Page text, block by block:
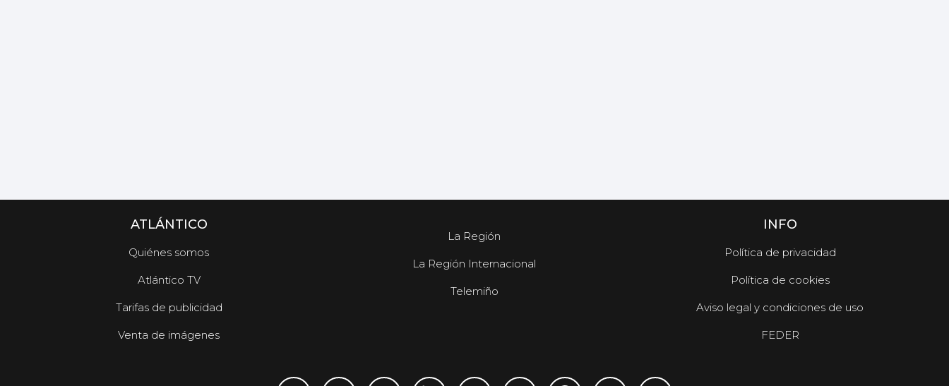
ATLÁNTICO
Quiénes somos
Atlántico TV
Tarifas de publicidad
Venta de imágenes
La Región
La Región Internacional
Telemiño
INFO
Política de privacidad
Política de cookies
Aviso legal y condiciones de uso
FEDER